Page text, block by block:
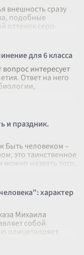
внешность сразу
подобные
оттенок серо-
для 6 класса
интересует
Ответ на него
и праздник.
Быть человеком –
это таинственное
назвать того,
характер
Михаила
собой
олицетворяет